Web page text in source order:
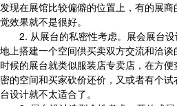
发现在展馆比较偏僻的位置上，有的展
觉效果就不是很好。
2. 从展台的私密性考虑。展会展台设
地上搭建一个空间供买卖双方交流和洽
时候的展台就类似服装店专卖店，在方
密的空间和买家砍价还价，又或者有个
台设计就不太适合了。